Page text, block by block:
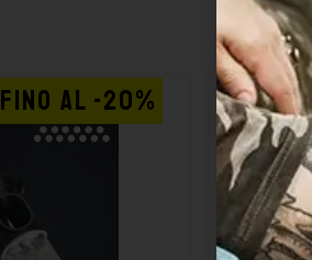
FINO AL -20%